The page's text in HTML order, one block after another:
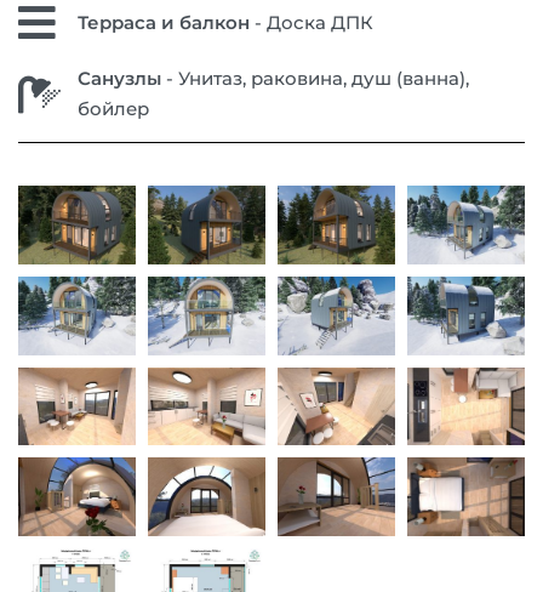
Терраса и балкон - Доска ДПК
Санузлы- Унитаз, раковина, душ (ванна),
бойлер